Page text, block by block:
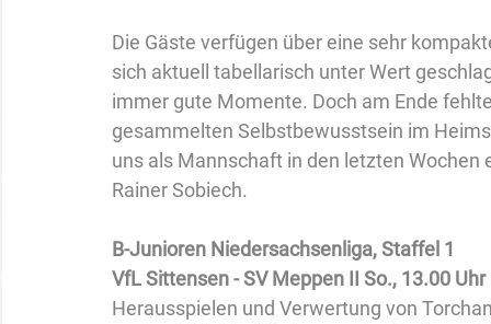
Die Gäste verfügen über eine sehr
sich aktuell tabellarisch unter Wert
immer gute Momente. Doch am Ende
gesammelten Selbstbewusstsein im
uns als Mannschaft in den letzten
Rainer Sobiech.
B-Junioren Niedersachsenliga, Staffel 1
VfL Sittensen - SV Meppen II So., 13.00 Uhr
Herausspielen und Verwertung von